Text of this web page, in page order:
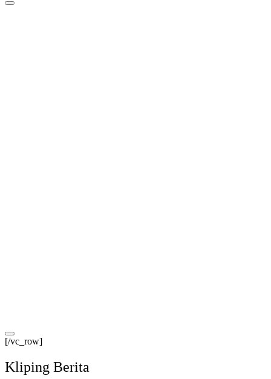
[/vc_row]
Kliping Berita